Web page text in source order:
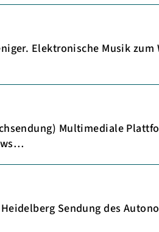
Elektronische Musik
Multimediale
Sendung des